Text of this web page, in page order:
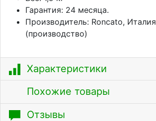
Гарантия: 24 месяца.
Производитель: Roncato, Италия
(производство)
Характеристики
Похожие товары
Отзывы